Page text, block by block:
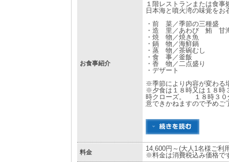
お食事紹介
１階レストランまたは食事
日本海と噴火湾の味覚をお
・前 菜／季節の三種盛
・造 里／あわび 鮪 甘
・焼 物／焼き魚
・鍋 物／海鮮鍋
・蒸 物／茶碗むし
・食 事／釜飯
・香 物／二点盛り
・デザート
※季節により内容が変わる
※夕食は１８時又は１８時
時クローズ。 １８時３０
意できかねますので予めご
料金
14,600円～(大人1名様ご利
※料金は消費税込み価格で